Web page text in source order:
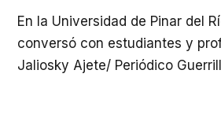
En la Universidad de Pinar del
conversó con estudiantes y
Jaliosky Ajete/ Periódico